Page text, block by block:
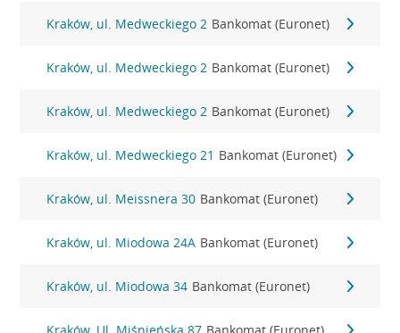
Kraków, ul. Medweckiego 2 Bankomat (Euronet)
Kraków, ul. Medweckiego 2 Bankomat (Euronet)
Kraków, ul. Medweckiego 2 Bankomat (Euronet)
Kraków, ul. Medweckiego 21 Bankomat (Euronet)
Kraków, ul. Meissnera 30 Bankomat (Euronet)
Kraków, ul. Miodowa 24A Bankomat (Euronet)
Kraków, ul. Miodowa 34 Bankomat (Euronet)